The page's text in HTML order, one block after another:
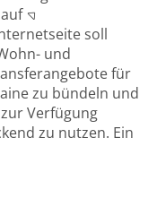
soll
und
für
zu bündeln und
Verfügung
zu nutzen. Ein